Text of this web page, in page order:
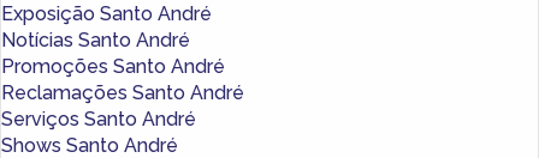
Exposição Santo André
Notícias Santo André
Promoções Santo André
Reclamações Santo André
Serviços Santo André
Shows Santo André